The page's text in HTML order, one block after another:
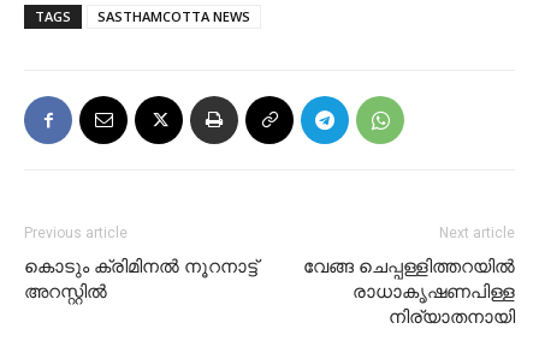
TAGS SASTHAMCOTTA NEWS
Previous article
കൊടും ക്രിമിനൽ നൂറനാട്ട്
അറസ്റ്റിൽ
Next article
വേങ്ങ ചെപ്പള്ളിത്തറയിൽ
രാധാകൃഷണപിള്ള
നിര്യാതനായി